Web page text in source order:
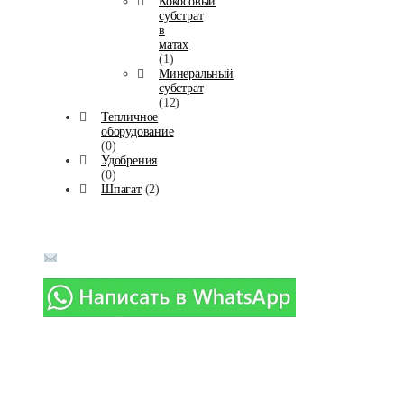
субстрат
в
матах
(1)
Минеральный
субстрат
(12)
Тепличное
оборудование
(0)
Удобрения
(0)
Шпагат (2)